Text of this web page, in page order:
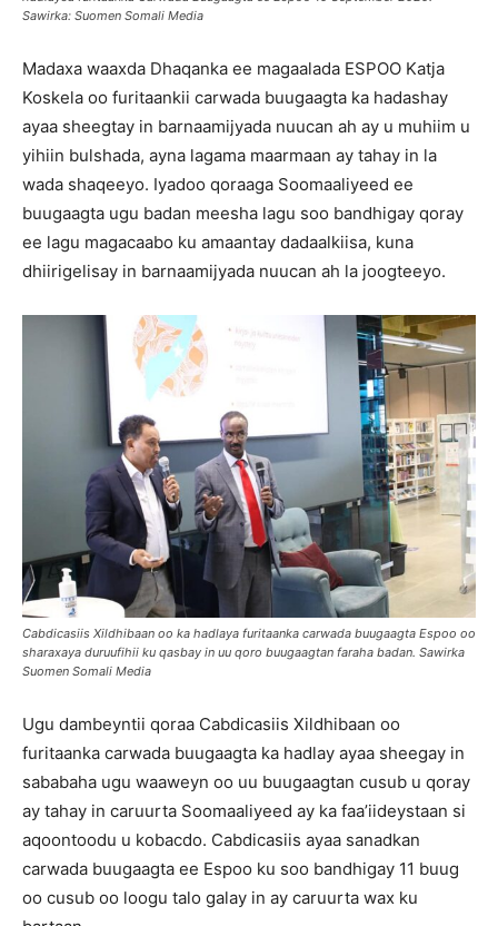
Sawirka: Suomen Somali Media
Madaxa waaxda Dhaqanka ee magaalada ESPOO Katja
Koskela oo furitaankii carwada buugaagta ka hadashay
ayaa sheegtay in barnaamijyada nuucan ah ay u muhiim u
yihiin bulshada, ayna lagama maarmaan ay tahay in la
wada shaqeeyo. Iyadoo qoraaga Soomaaliyeed ee
buugaagta ugu badan meesha lagu soo bandhigay qoray
ee lagu magacaabo ku amaantay dadaalkiisa, kuna
dhiirigelisay in barnaamijyada nuucan ah la joogteeyo.
Cabdicasiis Xildhibaan oo ka hadlaya furitaanka carwada buugaagta Espoo oo
sharaxaya duruufihii ku qasbay in uu qoro buugaagtan faraha badan. Sawirka
Suomen Somali Media
Ugu dambeyntii qoraa Cabdicasiis Xildhibaan oo
furitaanka carwada buugaagta ka hadlay ayaa sheegay in
sababaha ugu waaweyn oo uu buugaagtan cusub u qoray
ay tahay in caruurta Soomaaliyeed ay ka faa’iideystaan si
aqoontoodu u kobacdo. Cabdicasiis ayaa sanadkan
carwada buugaagta ee Espoo ku soo bandhigay 11 buug
oo cusub oo loogu talo galay in ay caruurta wax ku